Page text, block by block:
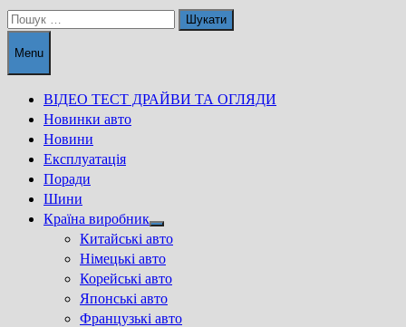
Пошук:
Menu
ВІДЕО ТЕСТ ДРАЙВИ ТА ОГЛЯДИ
Новинки авто
Новини
Експлуатація
Поради
Шини
Країна виробник
Show
sub
menu
Китайські авто
Німецькі авто
Корейські авто
Японські авто
Французькі авто